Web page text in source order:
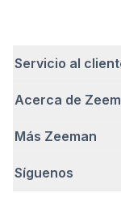
Servicio al
Preguntas
Entrega
Devoluciones
Acerca de
Quiénes somos
Cómo
Más Zeeman
Promoción de
Síguenos